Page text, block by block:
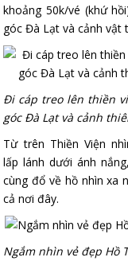
khoảng 50k/vé (khứ
góc Đà Lạt và cảnh vật
Đi cáp treo lên thiền
góc Đà Lạt và cảnh
Từ trên Thiền Viện
lấp lánh dưới ánh
cùng đổ về hồ nhìn xa
cả nơi đây.
Ngắm nhìn vẻ đẹp Hồ